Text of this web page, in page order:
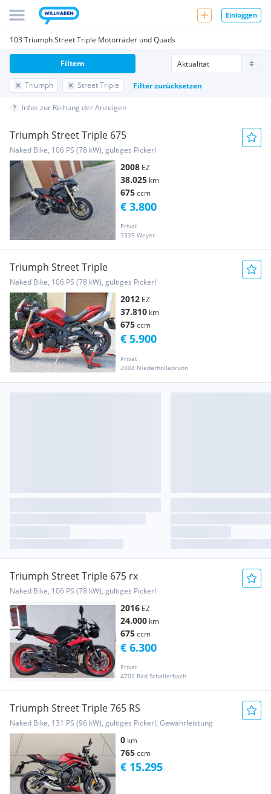
Einloggen
103 Triumph Street Triple Motorräder und Quads
Triumph Street Triple Filter zurücksetzen
Filtern
Infos zur Reihung der Anzeigen
Triumph Street Triple 675
Naked Bike, 106 PS (78 kW), gültiges Pickerl
2008 EZ
38.025 km
675ccm
Privat
3335 Weyer
€ 3.800
Triumph Street Triple
Naked Bike, 106 PS (78 kW), gültiges Pickerl
2012 EZ
37.810 km
675ccm
Privat
2004 Niederhollabrunn
€ 5.900
Triumph Street Triple 675 rx
Naked Bike, 106 PS (78 kW), gültiges Pickerl
2016 EZ
24.000 km
675ccm
Privat
4702 Bad Schallerbach
€ 6.300
Triumph Street Triple 765 RS
Naked Bike, 131 PS (96 kW), gültiges Pickerl, Gewährleistung
0 km
765ccm
€ 15.295